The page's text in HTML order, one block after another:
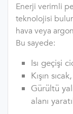
Enerji verimli
teknolojisi
hava veya
Bu sayede:
Isı geçişi
Kışın
Gürültü
alanı